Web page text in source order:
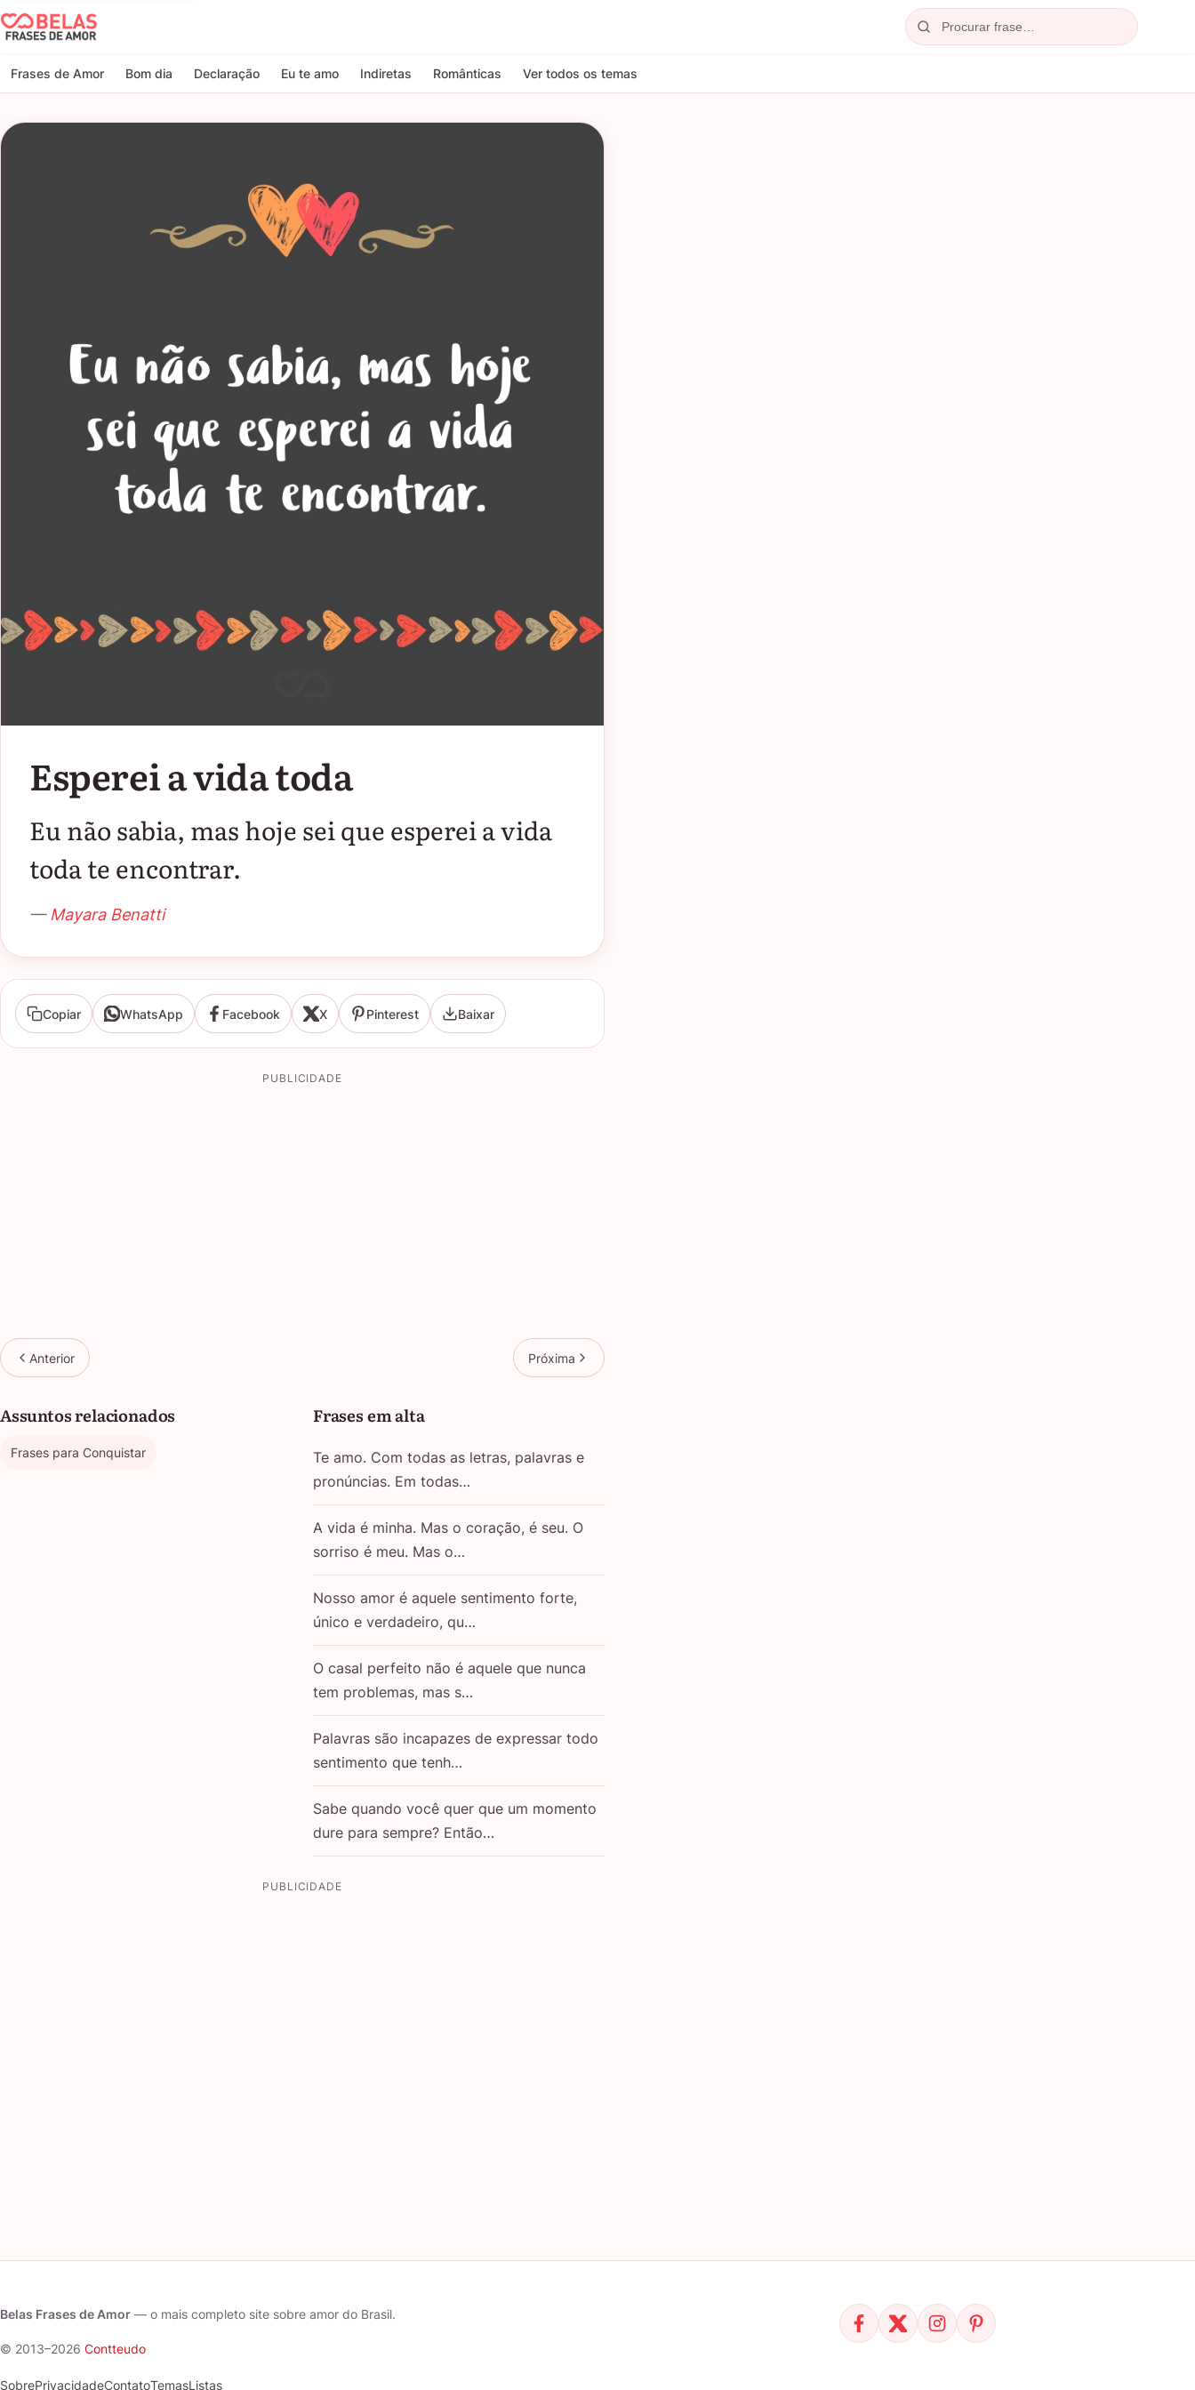
Belas Frases de Amor
Frases de Amor Bom dia Declaração Eu te amo Indiretas Românticas Ver todos os temas
Esperei a vida toda
Eu não sabia, mas hoje sei que esperei a vida
toda te encontrar.
— Mayara Benatti
Copiar WhatsApp Facebook X Pinterest Baixar
PUBLICIDADE
Anterior Próxima
Assuntos relacionados
Frases para Conquistar
Frases em alta
Te amo. Com todas as letras, palavras e
pronúncias. Em todas…
A vida é minha. Mas o coração, é seu. O
sorriso é meu. Mas o…
Nosso amor é aquele sentimento forte,
único e verdadeiro, qu…
O casal perfeito não é aquele que nunca
tem problemas, mas s…
Palavras são incapazes de expressar todo
sentimento que tenh…
Sabe quando você quer que um momento
dure para sempre? Então…
PUBLICIDADE
Belas Frases de Amor — o mais completo site sobre amor do Brasil.
© 2013–2026 Contteudo
SobrePrivacidadeContatoTemasListas